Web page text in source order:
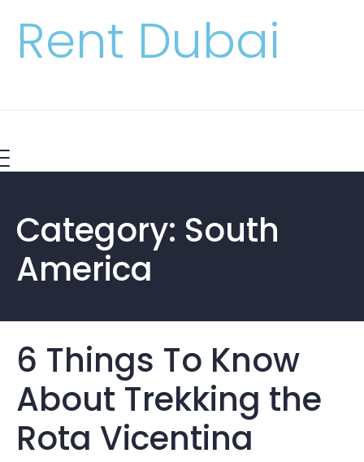
Rent Dubai
Category: South
America
6 Things To Know
About Trekking the
Rota Vicentina